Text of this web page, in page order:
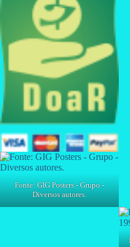
Fonte: GIG Posters - Grupo -
Diversos autores.